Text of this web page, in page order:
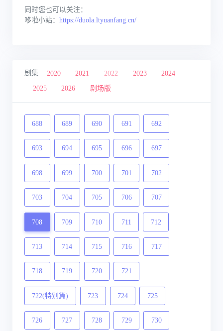
同时您也可以关注：
哆啦小站： https://duola.ltyuanfang.cn/
剧集 2020 2021 2022 2023
2024
2025
2026 剧场版
688 689 690 691 692
693 694 695 696 697
698 699 700 701 702
703 704 705 706 707
708 709 710 711 712
713 714 715 716 717
718 719 720 721
722(特别篇) 723 724 725
726 727 728 729 730